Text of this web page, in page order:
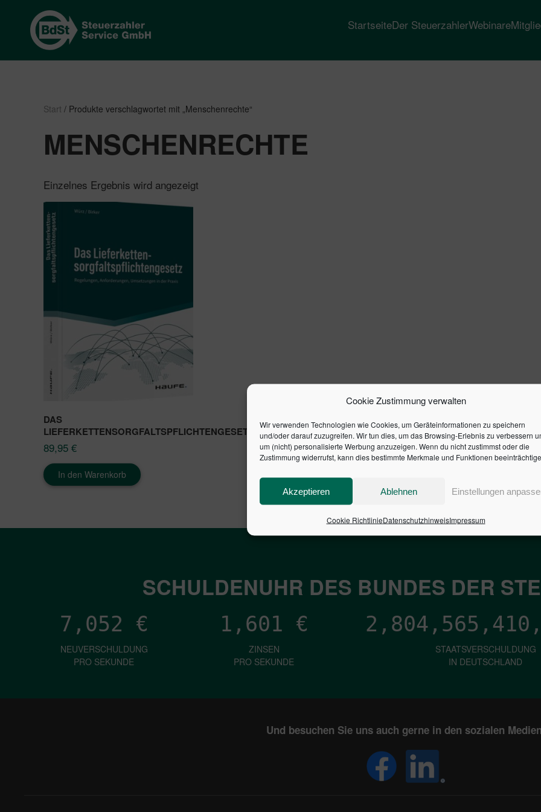
Cookie Zustimmung verwalten
Wir verwenden Technologien wie Cookies, um Geräteinformationen zu speichern
und/oder darauf zuzugreifen. Wir tun dies, um das Browsing-Erlebnis zu verbessern
um (nicht) personalisierte Werbung anzuzeigen. Wenn du nicht zustimmst oder die
Zustimmung widerrufst, kann dies bestimmte Merkmale und Funktionen
Akzeptieren Ablehnen Einstellungen
Cookie RichtlinieDatenschutzhinweisImpressum
StartseiteDer SteuerzahlerWebinare
Start / Produkte verschlagwortet mit „Menschenrechte“
MENSCHENRECHTE
Einzelnes Ergebnis wird angezeigt
DAS
LIEFERKETTENSORGFALTSPFLICHTENGESETZ
89,95 €
In den Warenkorb
SCHULDENUHR DES BUNDES DER
7,052 €
NEUVERSCHULDUNG
PRO SEKUNDE
1,601 €
ZINSEN
PRO SEKUNDE
STAATSVERSCHULDUNG
IN DEUTSCHLAND
Und besuchen Sie uns auch gerne in den sozialen